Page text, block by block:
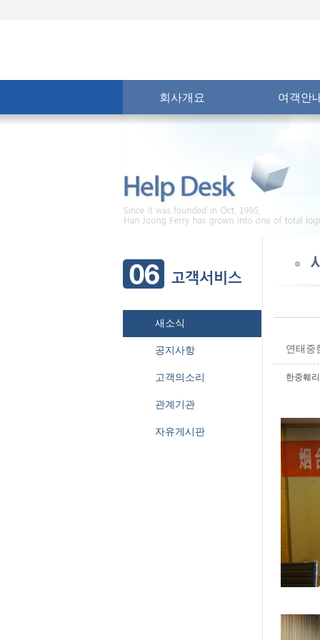
회사개요 여객안
새소식
공지사항
고객의소리
관계기관
자유게시판
연태중
한중훼리